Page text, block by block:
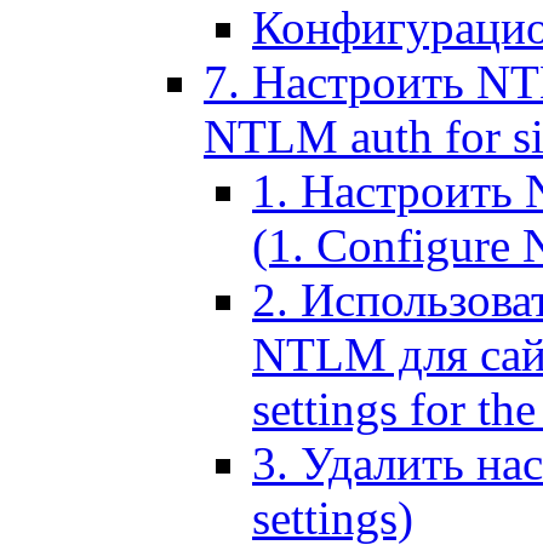
7. Настроить
NTLM auth for
1. Настроить
(1. Configure
2.
NTLM для
settings for
3. Удалить
settings)